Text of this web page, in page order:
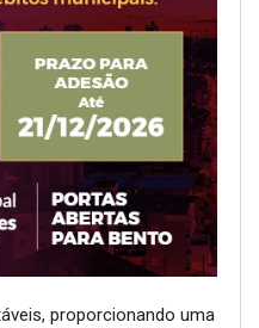
proporcionando uma